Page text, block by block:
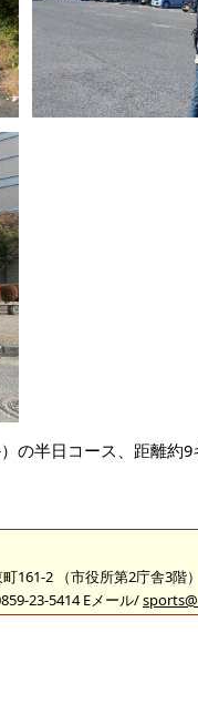
の半日コース、距離約
161-2 （市役所第2庁舎3階）
23-5414 Eメール/